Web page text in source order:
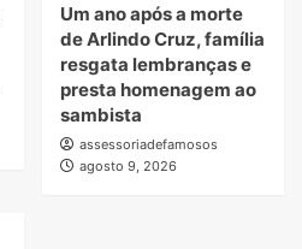
Um ano após a morte
de Arlindo Cruz, família
resgata lembranças e
presta homenagem ao
sambista
assessoriadefamosos
agosto 9, 2026